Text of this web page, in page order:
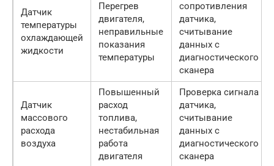
Датчик
температуры
охлаждающей
жидкости
Перегрев
двигателя,
неправильные
показания
температуры
сопротивления
датчика,
считывание
данных с
диагностического
сканера
Датчик
массового
расхода
воздуха
Повышенный
расход
топлива,
нестабильная
работа
двигателя
Проверка сигнала
датчика,
считывание
данных с
диагностического
сканера